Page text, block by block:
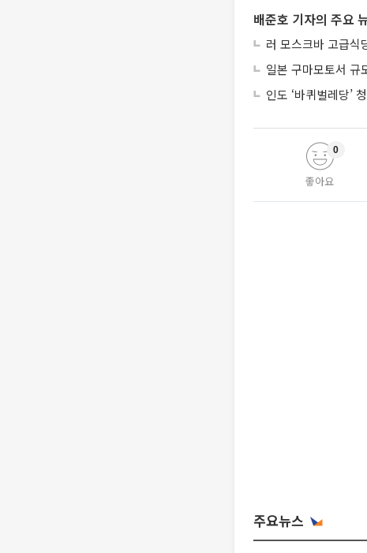
배준호 기자의 주요
러 모스크바 고급식
일본 구마모토서
인도 ‘바퀴벌레당’
좋아요
0
주요뉴스